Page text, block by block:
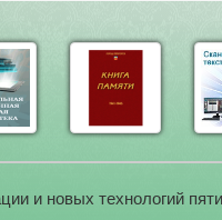
и новых технологий